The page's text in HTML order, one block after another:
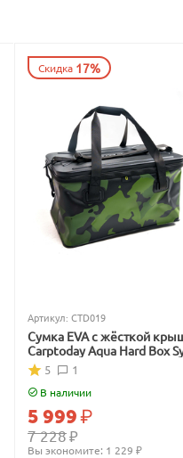
Скидка 17%
Артикул: CTD019
Сумка EVA с жёсткой
Carptoday Aqua Hard Box
1
5
В наличии
7 228₽
5 999₽
Вы экономите: 1 229 ₽